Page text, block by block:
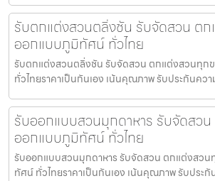
รับตกแต่งสวนตลิ่งชัน รับจัดสวน ตก
ออกแบบภูมิทัศน์ ทั่วไทย
รับตกแต่งสวนตลิ่งชัน รับจัดสวน ตกแต่งสวนทุก
ทั่วไทยราคาเป็นกันเอง เน้นคุณภาพ รับประกันคว
รับออกแบบสวนมุกดาหาร รับจัดสว
ออกแบบภูมิทัศน์ ทั่วไทย
รับออกแบบสวนมุกดาหาร รับจัดสวน ตกแต่งสว
ทัศน์ ทั่วไทยราคาเป็นกันเอง เน้นคุณภาพ รับประ